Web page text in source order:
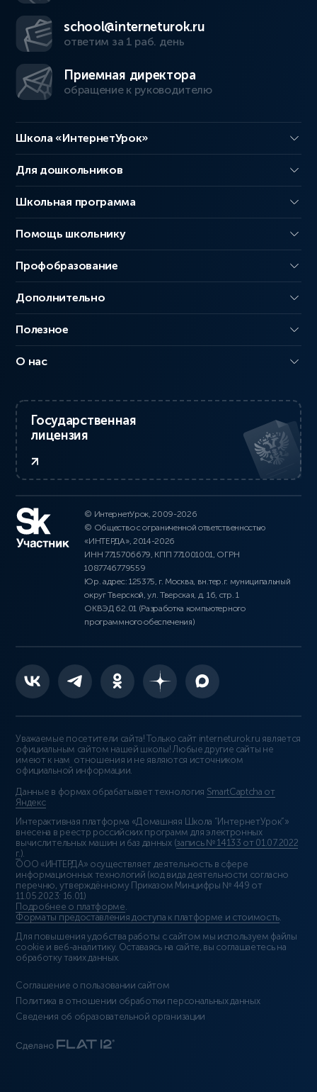
school@interneturok.ru
ответим за 1 раб. день
Приемная директора
обращение к руководителю
Школа «ИнтернетУрок»
Для дошкольников
Школьная программа
Помощь школьнику
Профобразование
Дополнительно
Полезное
О нас
Государственная
лицензия
© ИнтернетУрок, 2009-2026
© Общество с ограниченной ответственностью
«ИНТЕРДА», 2014-2026
ИНН 7715706679, КПП 771001001, ОГРН
1087746779559
Юр. адрес: 125375, г. Москва, вн.тер.г. муниципальный
округ Тверской, ул. Тверская, д. 16, стр. 1
ОКВЭД 62.01 (Разработка компьютерного
программного обеспечения)
Уважаемые посетители сайта! Только сайт interneturok.ru является
официальным сайтом нашей школы! Любые другие сайты не
имеют к нам отношения и не являются источником
официальной информации.
Данные в формах обрабатывает технология SmartCaptcha от
Яндекс
Интерактивная платформа «Домашняя Школа “ИнтернетУрок”»
внесена в реестр российских программ для электронных
вычислительных машин и баз данных (запись № 14133 от 01.07.2022
г. ).
ООО «ИНТЕРДА» осуществляет деятельность в сфере
информационных технологий (код вида деятельности согласно
перечню, утверждённому Приказом Минцифры № 449 от
11.05.2023: 16.01)
Подробнее о платформе
Форматы предоставления доступа к платформе и стоимость
Для повышения удобства работы с сайтом мы используем файлы
cookie и веб-аналитику. Оставаясь на сайте, вы соглашаетесь на
обработку таких данных.
Соглашение о пользовании сайтом
Политика в отношении обработки персональных данных
Сведения об образовательной организации